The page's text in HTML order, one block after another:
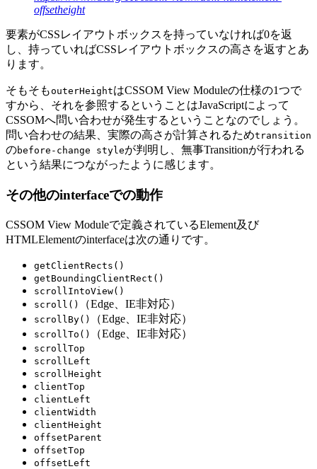
offsetheight
要素がCSSレイアウトボックスを持っていなければ0を返
し、持っていればCSSレイアウトボックスの高さを返すとあ
ります。
そもそもouterHeightはCSSOM View Moduleの仕様の1つで
すから、それを参照するということはJavaScriptによって
CSSOMへ問い合わせが発生するということなのでしょう。
問い合わせの結果、実際の高さが計算されるためtransition
のbefore-change styleが判明し、無事Transitionが行われる
という結果につながったように感じます。
その他のinterfaceでの動作
CSSOM View Moduleで定義されているElement及び
HTMLElementのinterfaceは次の通りです。
getClientRects()
getBoundingClientRect()
scrollIntoView()
scroll()
（Edge、IE非対応）
scrollBy() （Edge、IE非対応）
scrollTo() （Edge、IE非対応）
scrollTop
scrollLeft
scrollHeight
clientTop
clientLeft
clientWidth
clientHeight
offsetParent
offsetTop
offsetLeft